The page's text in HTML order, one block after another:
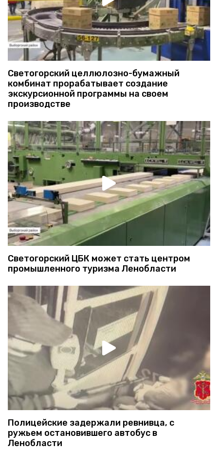
Светогорский целлюлозно-бумажный
комбинат прорабатывает создание
экскурсионной программы на своем
производстве
Светогорский ЦБК может стать центром
промышленного туризма Ленобласти
Полицейские задержали ревнивца, с
ружьем остановившего автобус в
Ленобласти